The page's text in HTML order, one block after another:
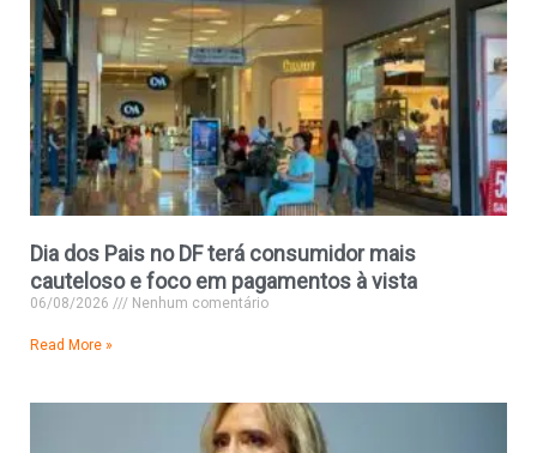
Dia dos Pais no DF terá consumidor mais
cauteloso e foco em pagamentos à vista
06/08/2026 Nenhum comentário
Read More »